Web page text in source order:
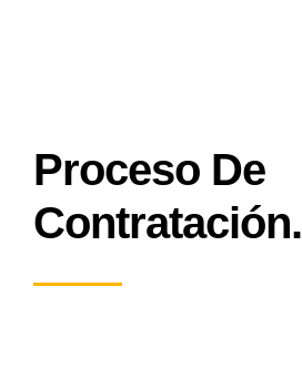
Proceso De
Contratación.